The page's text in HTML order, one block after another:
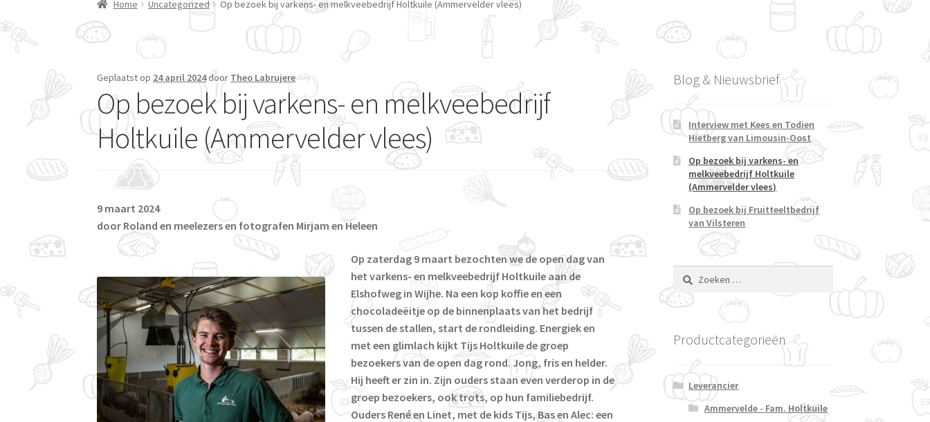
Home Uncategorized Op bezoek bij varkens- en melkveebedrijf Holtkuile (Ammervelder vlees)
Geplaatst op 24 april 2024 door Theo Labrujere
Op bezoek bij varkens- en melkveebedrijf
Holtkuile (Ammervelder vlees)
9 maart 2024
door Roland en meelezers en fotografen Mirjam en Heleen
Op zaterdag 9 maart bezochten we de open dag van
het varkens- en melkveebedrijf Holtkuile aan de
Elshofweg in Wijhe. Na een kop koffie en een
chocoladeëitje op de binnenplaats van het bedrijf
tussen de stallen, start de rondleiding. Energiek en
met een glimlach kijkt Tijs Holtkuile de groep
bezoekers van de open dag rond. Jong, fris en helder.
Hij heeft er zin in. Zijn ouders staan even verderop in de
groep bezoekers, ook trots, op hun familiebedrijf.
Ouders René en Linet, met de kids Tijs, Bas en Alec: een
Blog & Nieuwsbrief
Interview met Kees en Todien
Hietberg van Limousin-Oost
Op bezoek bij varkens- en
melkveebedrijf Holtkuile
(Ammervelder vlees)
Op bezoek bij Fruitteeltbedrijf
van Vilsteren
Zoeken
naar:
Productcategorieën
Leverancier
Ammervelde - Fam. Holtkuile